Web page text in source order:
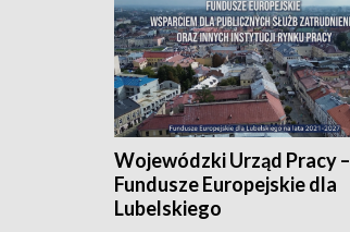
Wojewódzki Urząd Pracy –
Fundusze Europejskie dla
Lubelskiego